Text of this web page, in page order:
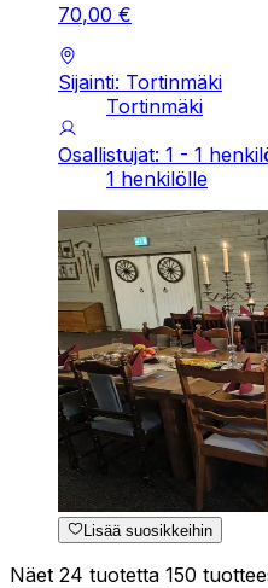
70,00 €
Sijainti: Tortinmäki
Tortinmäki
Osallistujat: 1 - 1
1 henkilölle
Lisää suosikkeihin
Näet 24 tuotetta 150